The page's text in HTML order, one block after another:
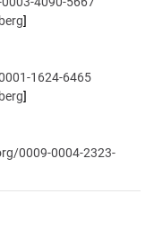
]
1624-6465
]
0009-0004-2323-